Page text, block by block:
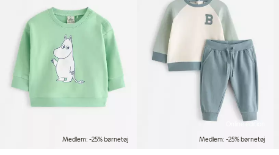
Medlem: -25% børnetøj
Medlem: -25% børnetøj